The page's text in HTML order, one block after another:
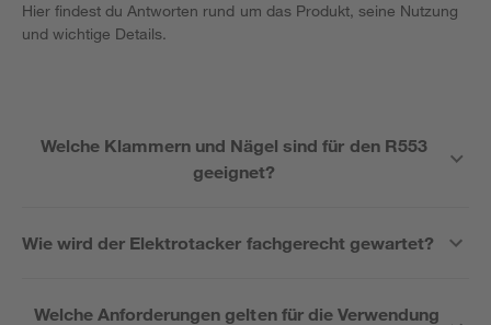
Hier findest du Antworten rund um das Produkt, seine Nutzung
und wichtige Details.
Welche Klammern und Nägel sind für den R553
geeignet?
Wie wird der Elektrotacker fachgerecht gewartet?
Welche Anforderungen gelten für die Verwendung